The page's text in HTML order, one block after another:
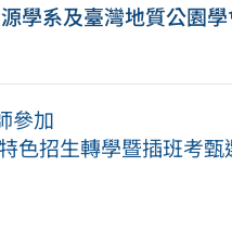
學系及臺灣地質公園
參加
色招生轉學暨插班考甄